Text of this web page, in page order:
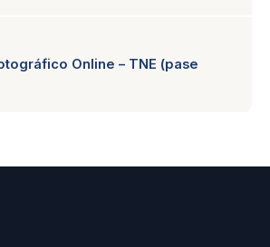
Online – TNE (pase